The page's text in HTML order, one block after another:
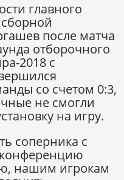
главного
после матча
отборочного
2018 с
со счетом 0:3,
не смогли
на игру.
соперника с
нашим игрокам